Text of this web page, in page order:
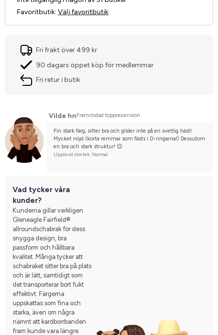
Favoritbutik: Välj favoritbutik
Fri frakt över 499 kr
90 dagars öppet köp för medlemmar
Fri retur i butik
Vilde hn Framröstad topprecension
Fin stark färg, sitter bra och glider inte på en svettig häst!
Mycket nöjd (korta remmar som fästs i D-ringarna!) Dessutom
en bra och stark struktur! 😊
Upplevd storlek: Normal
Vad tycker våra
kunder?
Kunderna gillar verkligen
Gleneagle Fairfield®
allroundschabrak för dess
snygga design, bra
passform och hållbara
kvalitet. Många tycker att
schabraket sitter bra på plats
och är lätt, samtidigt som
det transporterar bort fukt
effektivt. Färgerna
uppskattas som fina och
starka, även om några
nämnt att kardborrbanden
fram kunde vara längre.